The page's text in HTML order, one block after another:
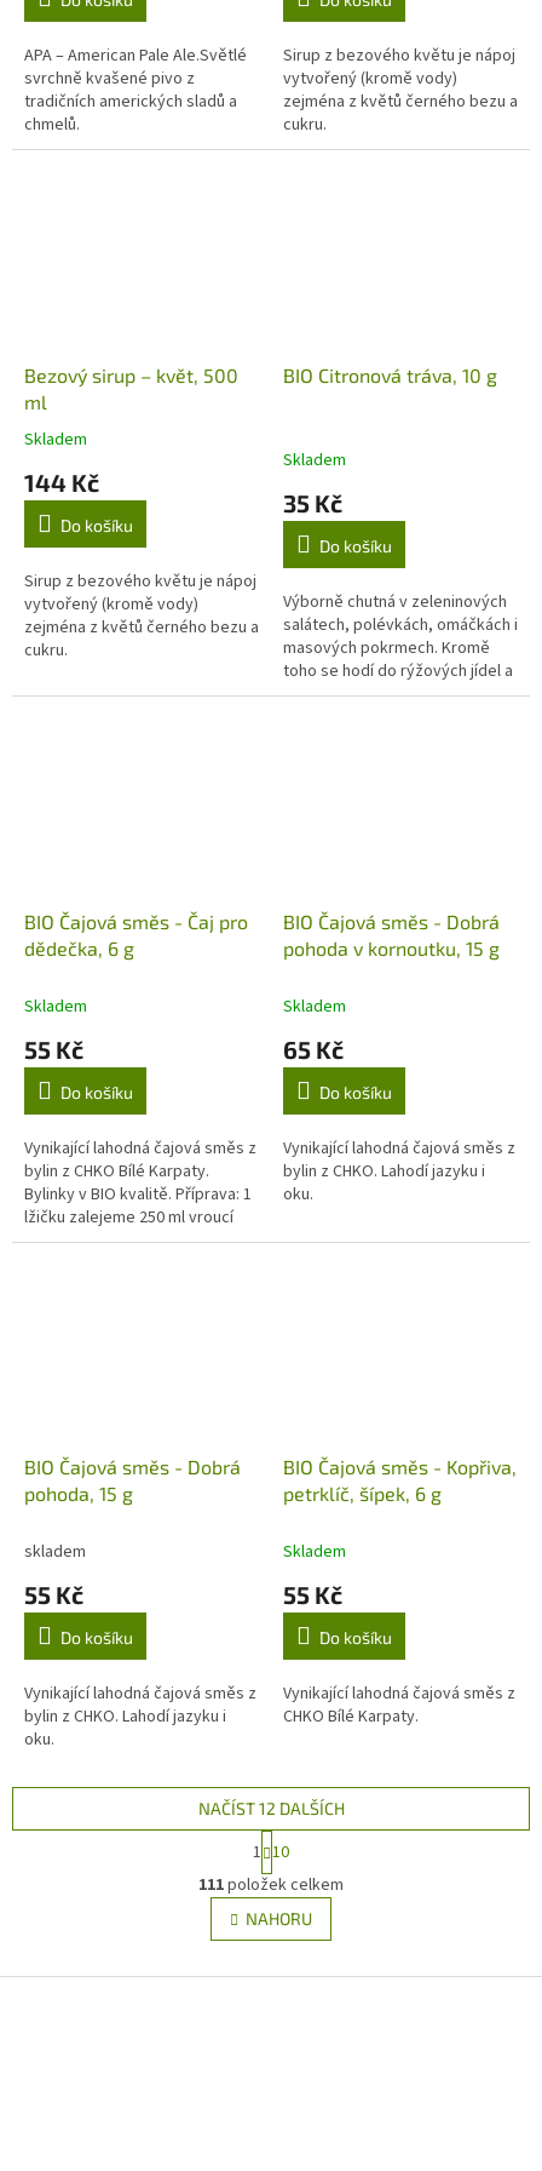
APA – American Pale Ale.Světlé
svrchně kvašené pivo z
tradičních amerických sladů a
chmelů.
Sirup z bezového květu je nápoj
vytvořený (kromě vody)
zejména z květů černého bezu a
cukru.
Bezový sirup – květ, 500
ml
Průměrné
produktu
5,0
5
hvězdiček.
Skladem
144 Kč
Do košíku
Sirup z bezového květu je nápoj
vytvořený (kromě vody)
zejména z květů černého bezu a
cukru.
BIO Citronová tráva, 10 g
Skladem
35 Kč
Do košíku
Výborně chutná v zeleninových
salátech, polévkách, omáčkách i
masových pokrmech. Kromě
toho se hodí do rýžových jídel a
podtrhne chuť kuřete, ryb a
BIO Čajová směs - Čaj pro
dědečka, 6 g
Skladem
55 Kč
Do košíku
Vynikající lahodná čajová směs z
bylin z CHKO Bílé Karpaty.
Bylinky v BIO kvalitě. Příprava: 1
lžičku zalejeme 250 ml vroucí
vody, 15 min. Louhujeme a
BIO Čajová směs - Dobrá
pohoda v kornoutku, 15 g
Skladem
65 Kč
Do košíku
Vynikající lahodná čajová směs z
bylin z CHKO. Lahodí jazyku i
oku.
BIO Čajová směs - Dobrá
pohoda, 15 g
skladem
55 Kč
Do košíku
Vynikající lahodná čajová směs z
bylin z CHKO. Lahodí jazyku i
oku.
BIO Čajová směs - Kopřiva,
petrklíč, šípek, 6 g
Skladem
55 Kč
Do košíku
Vynikající lahodná čajová směs z
CHKO Bílé Karpaty.
O
v
l
á
NAČÍST 12 DALŠÍCH
t
r
á
n
k
v
1 10
111položek celkem
NAHORU